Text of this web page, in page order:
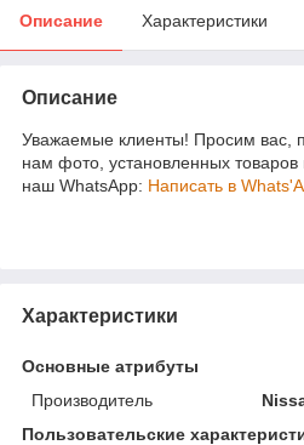
Описание Характеристики
Описание
Уважаемые клиенты! Просим вас,
нам фото, установленных
наш WhatsApp: Написать в
Характеристики
Основные атрибуты
Производитель
Пользовательские